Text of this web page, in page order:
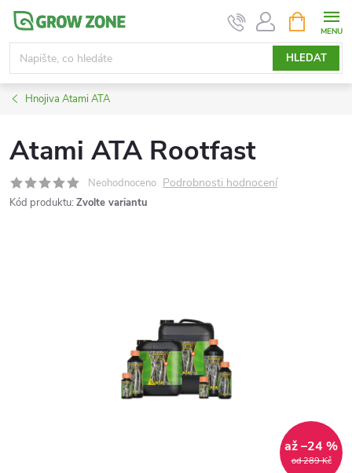
Přejít
obsah
HLEDAT
NÁKUPNÍ
KOŠÍK
Hnojiva Atami ATA
Atami ATA Rootfast
Neohodnoceno Podrobnosti hodnocení
Kód produktu: Zvolte variantu
od 289 Kč
až –24 %